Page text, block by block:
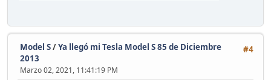
#4
Model S/Ya llegó mi Tesla Model S 85 de Diciembre
2013
Marzo 02, 2021, 11:41:19 PM